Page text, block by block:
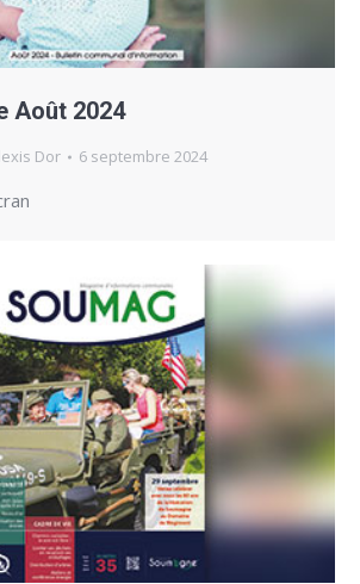
Août 2024
Dor 6 septembre 2024